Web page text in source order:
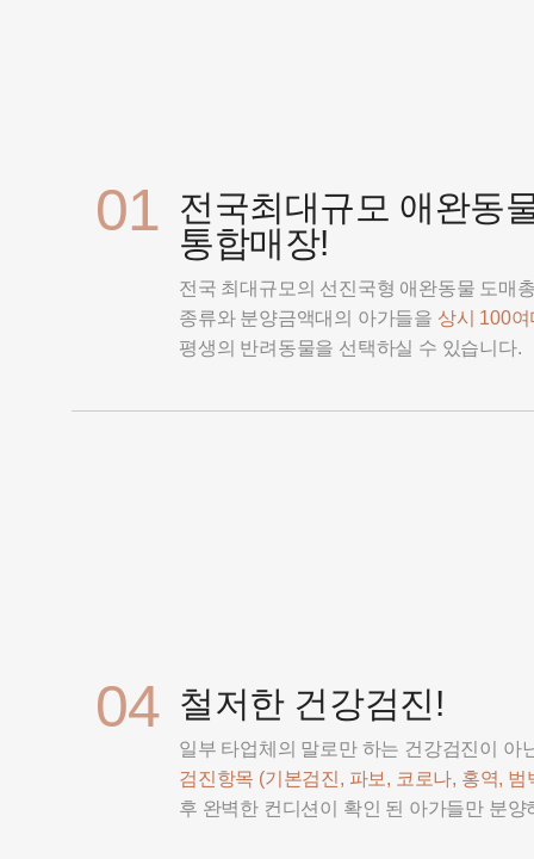
01 전국최대규모 애완동
통합매장!
전국 최대규모의 선진국형 애완동물 도매
종류와 분양금액대의 아가들을 상시 100
평생의 반려동물을 선택하실 수 있습니다.
04 철저한 건강검진!
일부 타업체의 말로만 하는 건강검진이 아
검진항목 (기본검진, 파보, 코로나, 홍역, 범
후 완벽한 컨디션이 확인 된 아가들만 분양